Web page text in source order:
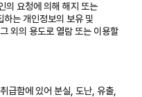
의 요청에 의해 해지 또는
는 개인정보의 보유 및
외의 용도로 열람 또는 이용할
급함에 있어 분실, 도난, 유출,